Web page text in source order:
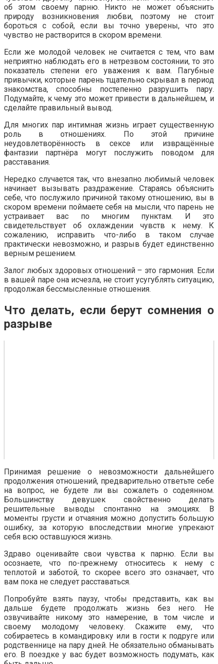
об этом своему парню. Никто не может объяснить
природу возникновения любви, поэтому не стоит
бороться с собой, если вы точно уверены, что это
чувство не растворится в скором времени.
Если же молодой человек не считается с тем, что вам
неприятно наблюдать его в нетрезвом состоянии, то это
показатель степени его уважения к вам. Пагубные
привычки, которые парень тщательно скрывал в период
знакомства, способны постепенно разрушить пару.
Подумайте, к чему это может привести в дальнейшем, и
сделайте правильный вывод.
Для многих пар интимная жизнь играет существенную
роль в отношениях. По этой причине
неудовлетворённость в сексе или извращённые
фантазии партнёра могут послужить поводом для
расставания.
Нередко случается так, что внезапно любимый человек
начинает вызывать раздражение. Стараясь объяснить
себе, что послужило причиной такому отношению, вы в
скором времени поймаете себя на мысли, что парень не
устраивает вас по многим пунктам. И это
свидетельствует об охлаждении чувств к нему. К
сожалению, исправить что-либо в таком случае
практически невозможно, и разрыв будет единственно
верным решением.
Залог любых здоровых отношений – это гармония. Если
в вашей паре она исчезла, не стоит усугублять ситуацию,
продолжая бессмысленные отношения.
Что делать, если берут сомнения о
разрыве
Принимая решение о невозможности дальнейшего
продолжения отношений, предварительно ответьте себе
на вопрос, не будете ли вы сожалеть о содеянном.
Большинству девушек свойственно делать
решительные выводы спонтанно на эмоциях. В
моменты грусти и отчаяния можно допустить большую
ошибку, за которую впоследствии многие упрекают
себя всю оставшуюся жизнь.
Здраво оценивайте свои чувства к парню. Если вы
осознаете, что по-прежнему относитесь к нему с
теплотой и заботой, то скорее всего это означает, что
вам пока не следует расставаться.
Попробуйте взять паузу, чтобы представить, как вы
дальше будете продолжать жизнь без него. Не
озвучивайте никому это намерение, в том числе и
своему молодому человеку. Скажите ему, что
собираетесь в командировку или в гости к подруге или
родственнице на пару дней. Не обязательно обманывать
его. В поездке у вас будет возможность подумать, как